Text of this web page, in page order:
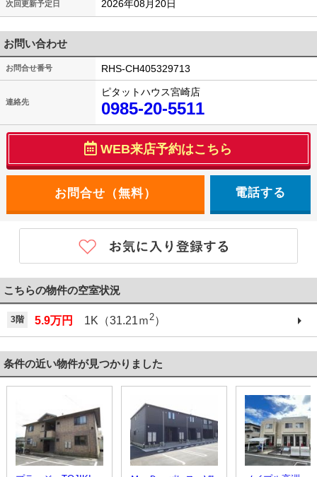
次回更新予定日 2026年08月20日
お問い合わせ
お問合せ番号 RHS-CH405329713
連絡先
ピタットハウス宮崎店
0985-20-5511
WEB来店予約はこちら
電話する
こちらの物件の空室状況
3階 5.9万円 1K（31.21ｍ2）
条件の近い物件が見つかりました